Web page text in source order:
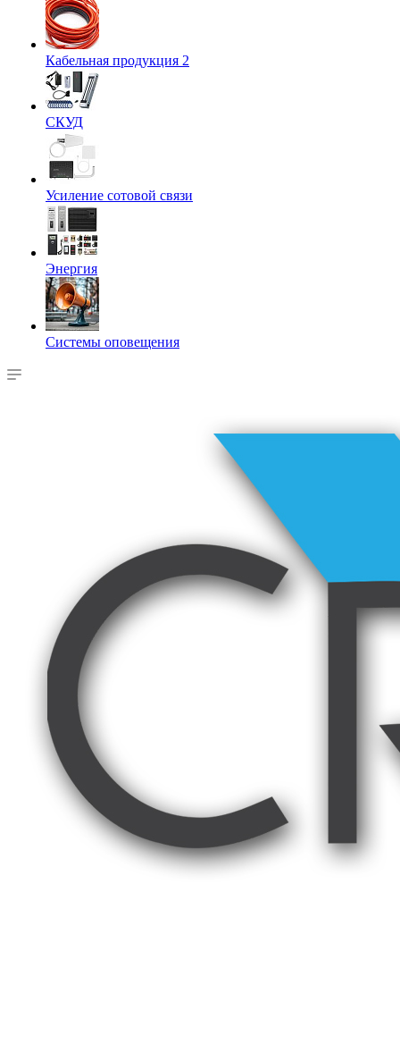
Кабельная продукция 2
СКУД
Усиление сотовой связи
Энергия
Системы оповещения